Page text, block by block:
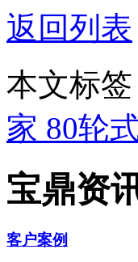
返回列表
本文标签
家 80轮
宝鼎资
客户案例